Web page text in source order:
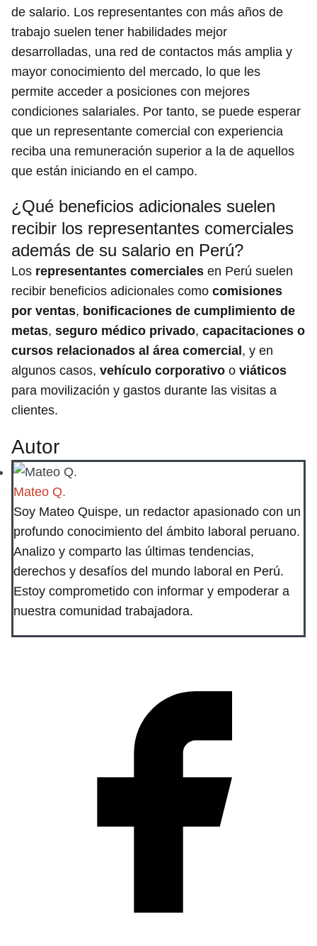
de salario. Los representantes con más años de
trabajo suelen tener habilidades mejor
desarrolladas, una red de contactos más amplia y
mayor conocimiento del mercado, lo que les
permite acceder a posiciones con mejores
condiciones salariales. Por tanto, se puede esperar
que un representante comercial con experiencia
reciba una remuneración superior a la de aquellos
que están iniciando en el campo.
¿Qué beneficios adicionales suelen
recibir los representantes comerciales
además de su salario en Perú?
Los representantes comerciales en Perú suelen
recibir beneficios adicionales como comisiones
por ventas, bonificaciones de cumplimiento de
metas, seguro médico privado, capacitaciones o
cursos relacionados al área comercial, y en
algunos casos, vehículo corporativo o viáticos
para movilización y gastos durante las visitas a
clientes.
Autor
Mateo Q.
Soy Mateo Quispe, un redactor apasionado con un
profundo conocimiento del ámbito laboral peruano.
Analizo y comparto las últimas tendencias,
derechos y desafíos del mundo laboral en Perú.
Estoy comprometido con informar y empoderar a
nuestra comunidad trabajadora.